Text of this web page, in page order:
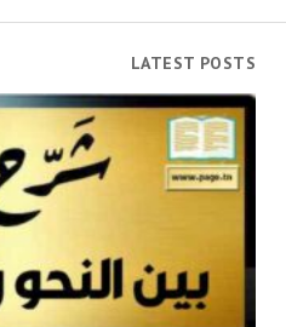
LATEST POSTS